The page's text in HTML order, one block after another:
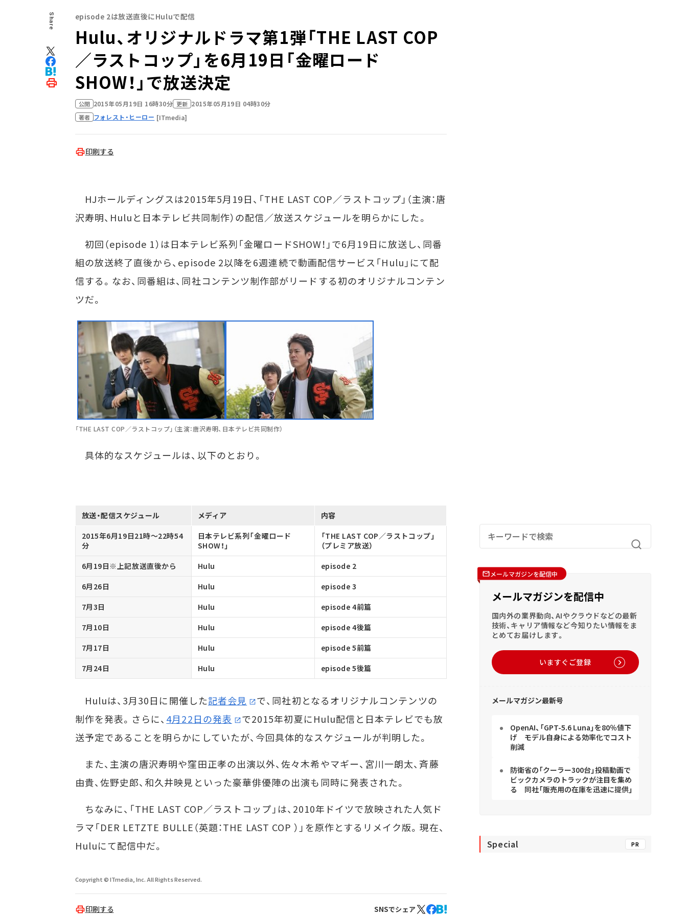
Share episode 2は放送直後にHuluで配信
Hulu、オリジナルドラマ第1弾「THE LAST COP
／ラストコップ」を6月19日「金曜ロード
SHOW！」で放送決定
公開 2015年05月19日 16時30分 更新 2015年05月19日 04時30分
著者 フォレスト・ヒーロー [ITmedia]
印刷する
HJホールディングスは2015年5月19日、「THE LAST COP／ラストコップ」（主演：唐
沢寿明、Huluと日本テレビ共同制作）の配信／放送スケジュールを明らかにした。
初回（episode 1）は日本テレビ系列「金曜ロードSHOW！」で6月19日に放送し、同番
組の放送終了直後から、episode 2以降を6週連続で動画配信サービス「Hulu」にて配
信する。なお、同番組は、同社コンテンツ制作部がリードする初のオリジナルコンテン
ツだ。
「THE LAST COP／ラストコップ」（主演：唐沢寿明、日本テレビ共同制作）
具体的なスケジュールは、以下のとおり。
放送・配信スケジュール メディア
内容
2015年6月19日21時～22時54
分
日本テレビ系列「金曜ロード
SHOW！」
「THE LAST COP／ラストコップ」
（プレミア放送）
6月19日※上記放送直後から
Hulu
episode 2
6月26日
Hulu
episode 3
7月3日
Hulu
episode 4前篇
7月10日
Hulu
episode 4後篇
7月17日
Hulu
episode 5前篇
7月24日
Hulu episode 5後篇
Huluは、3月30日に開催した記者会見
で、同社初となるオリジナルコンテンツの
制作を発表。さらに、 4月22日の発表
で2015年初夏にHulu配信と日本テレビでも放
送予定であることを明らかにしていたが、今回具体的なスケジュールが判明した。
また、主演の唐沢寿明や窪田正孝の出演以外、佐々木希やマギー、宮川一朗太、斉藤
由貴、佐野史郎、和久井映見といった豪華俳優陣の出演も同時に発表された。
ちなみに、「THE LAST COP／ラストコップ」は、2010年ドイツで放映された人気ド
ラマ「DER LETZTE BULLE（英題：THE LAST COP ）」を原作とするリメイク版。現在、
Huluにて配信中だ。
Copyright © ITmedia, Inc. All Rights Reserved.
印刷する SNSでシェア
メールマガジンを配信中
メールマガジンを配信中
国内外の業界動向、AIやクラウドなどの最新
技術、キャリア情報など今知りたい情報をま
とめてお届けします。
いますぐご登録
メールマガジン最新号
OpenAI、「GPT-5.6 Luna」を80％値下
げ モデル自身による効率化でコスト
削減
防衛省の「クーラー300台」投稿動画で
ビックカメラのトラックが注目を集め
る 同社「販売用の在庫を迅速に提供」
Special PR